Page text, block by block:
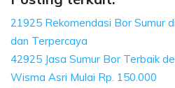
21925 Rekomendasi Bor Sumur
dan Terpercaya
42925 Jasa Sumur Bor Terbaik
Wisma Asri Mulai Rp. 150.000